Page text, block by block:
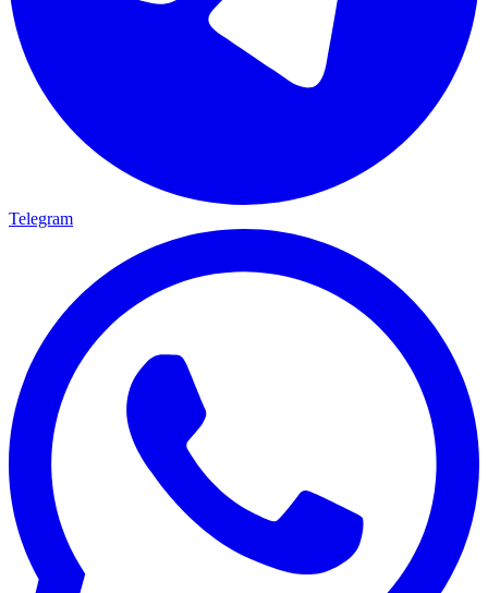
Telegram